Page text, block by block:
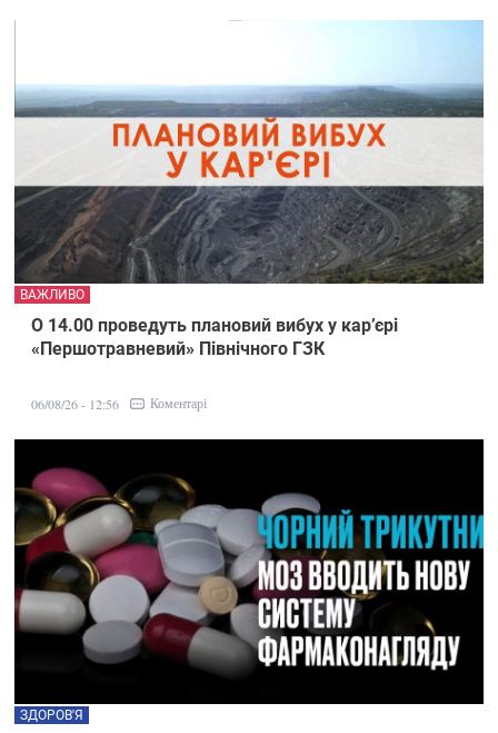
О 14.00 проведуть плановий вибух у кар’єрі
«Першотравневий» Північного ГЗК
ВАЖЛИВО
06/08/26 - 12:56 Коментарі
ЗДОРОВ'Я